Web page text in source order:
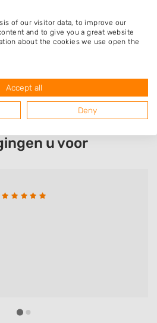
u voor
of our visitor data, to improve our
and to give you a great website
about the cookies we use open the
Accept all
Deny